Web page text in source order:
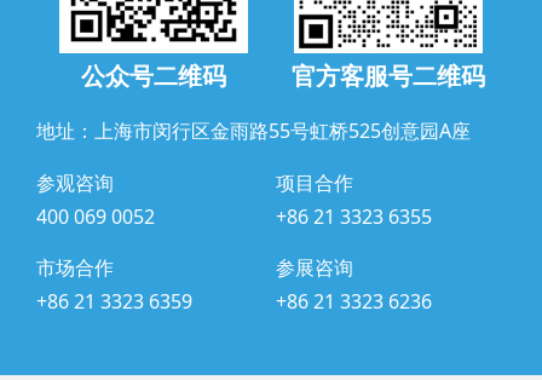
公众号二维码 官方客服号二维码
地址：上海市闵行区金雨路55号虹桥525创意园A座
参观咨询
400 069 0052
项目合作
+86 21 3323 6355
市场合作
+86 21 3323 6359
参展咨询
+86 21 3323 6236